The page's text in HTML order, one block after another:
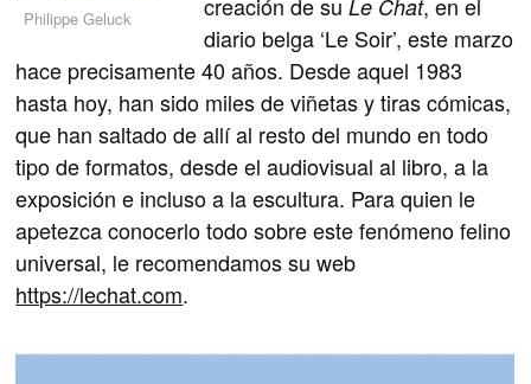
Philippe Geluck Le Chat
diario belga ‘Le Soir’, este marzo
hace precisamente 40 años. Desde aquel 1983
hasta hoy, han sido miles de viñetas y tiras cómicas,
que han saltado de allí al resto del mundo en todo
tipo de formatos, desde el audiovisual al libro, a la
exposición e incluso a la escultura. Para quien le
apetezca conocerlo todo sobre este fenómeno felino
universal, le recomendamos su web
https://lechat.com.